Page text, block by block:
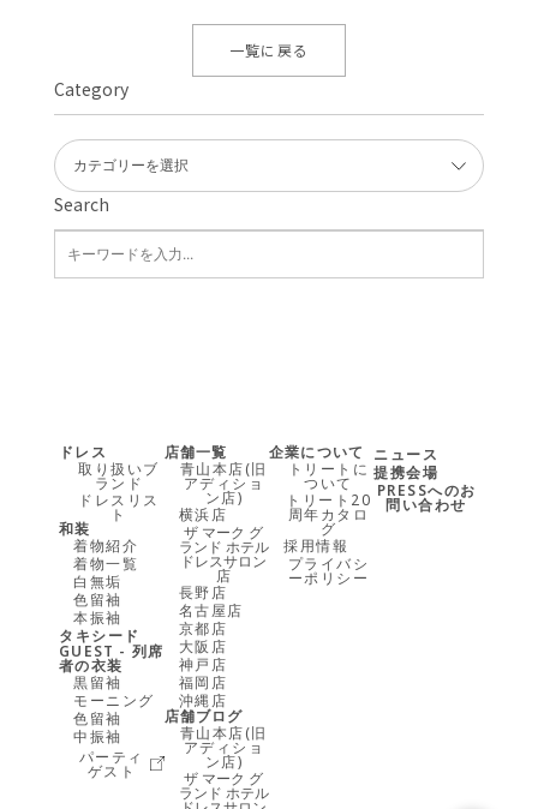
一覧に戻る
Search
Category
ドレス
取り扱いブ
ランド
ドレスリス
ト
和装
着物紹介
着物一覧
白無垢
色留袖
本振袖
タキシード
GUEST - 列席
者の衣装
黒留袖
モーニング
色留袖
中振袖
パーティ
ゲスト
店舗一覧
青山本店(旧
アディショ
ン店)
横浜店
ザ マーク グ
ランド ホテル
ドレスサロン
店
長野店
名古屋店
京都店
大阪店
神戸店
福岡店
沖縄店
店舗ブログ
青山本店(旧
アディショ
ン店)
ザ マーク グ
ランド ホテル
企業について
トリートに
ついて
トリート20
周年カタロ
グ
採用情報
プライバシ
ーポリシー
ニュース
提携会場
PRESSへのお
問い合わせ